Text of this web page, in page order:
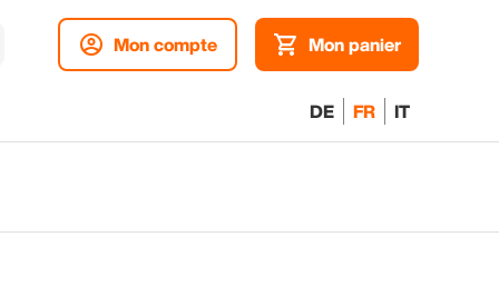
Mon compte Mon panier
DE FR IT